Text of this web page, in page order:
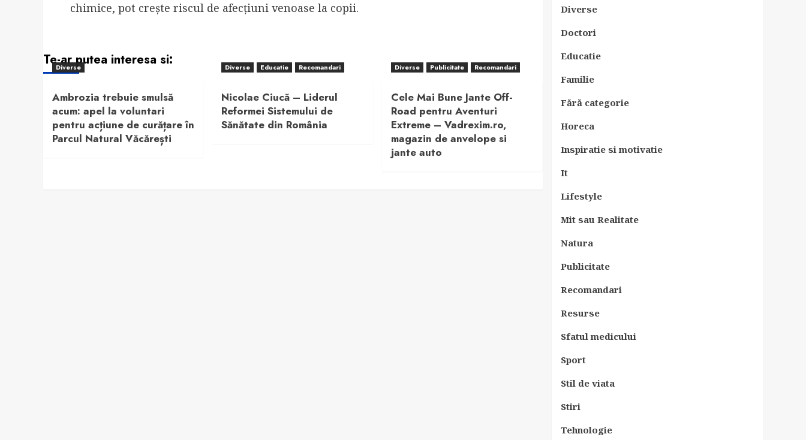
chimice, pot crește riscul de afecțiuni venoase la copii.
Te-ar putea interesa si:
Diverse
Ambrozia trebuie smulsă
acum: apel la voluntari
pentru acțiune de curățare în
Parcul Natural Văcărești
Diverse Educatie Recomandari
Nicolae Ciucă – Liderul
Reformei Sistemului de
Sănătate din România
Diverse Publicitate Recomandari
Cele Mai Bune Jante Off-
Road pentru Aventuri
Extreme – Vadrexim.ro,
magazin de anvelope si
jante auto
Diverse
Doctori
Educatie
Familie
Fără categorie
Horeca
Inspiratie si motivatie
It
Lifestyle
Mit sau Realitate
Natura
Publicitate
Recomandari
Resurse
Sfatul medicului
Sport
Stil de viata
Stiri
Tehnologie